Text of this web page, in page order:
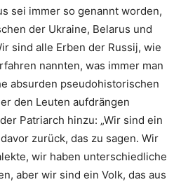
sei immer so genannt worden,
der Ukraine, Belarus und
sind alle Erben der Russij, wie
nannten, was immer man
absurden pseudohistorischen
den Leuten aufdrängen
Patriarch hinzu: „Wir sind ein
zurück, das zu sagen. Wir
wir haben unterschiedliche
aber wir sind ein Volk, das aus